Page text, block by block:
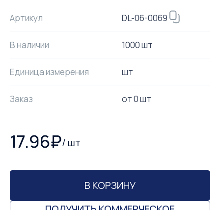
Артикул DL-06-0069
В наличии 1000 шт
Единица измерения шт
Заказ от0шт
17.96₽/ шт
В КОРЗИНУ